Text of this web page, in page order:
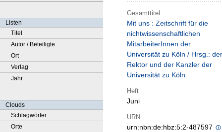
Listen
Titel
Autor / Beteiligte
Ort
Verlag
Jahr
Clouds
Schlagwörter
Orte
Gesamttitel
Mit uns : Zeitschrift für die
nichtwissenschaftlichen
MitarbeiterInnen der
Universität zu Köln / Hrsg.: der
Rektor und der Kanzler der
Universität zu Köln
Heft
Juni
URN
urn:nbn:de:hbz:5:2-487597